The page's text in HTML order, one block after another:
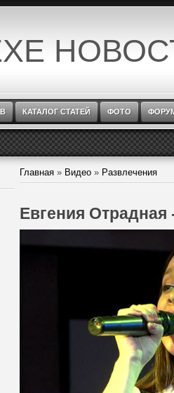
КАТАЛОГ СТАТЕЙ ФОТО
Главная » Видео » Развлечения
Евгения Отрадная